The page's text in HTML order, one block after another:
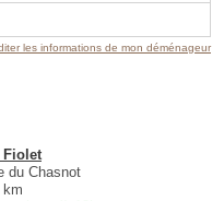
les informations de mon déménageur
Fiolet
du Chasnot
km